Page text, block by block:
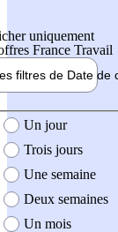
uniquement
France Travail
filtres de Date de
création de l'offre
Un jour
Trois jours
Une semaine
Deux semaines
Un mois